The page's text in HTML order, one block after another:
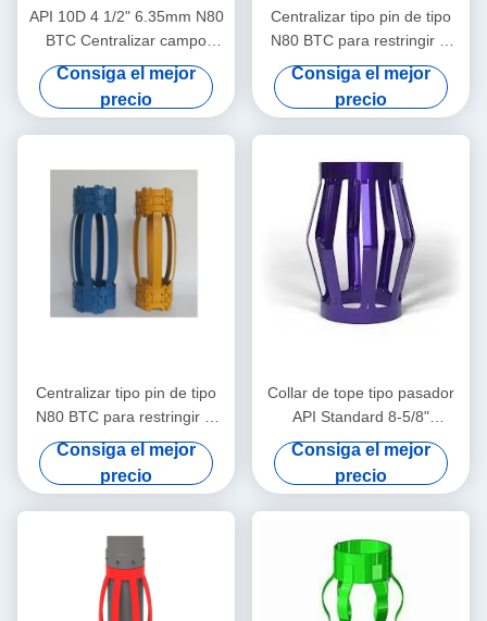
API 10D 4 1/2" 6.35mm N80
BTC Centralizar campo
petrolero en operaciones de
petróleo y gas
Consiga el mejor
precio
Centralizar tipo pin de tipo
N80 BTC para restringir el
desplazamiento del
centralizar de la carcasa en
operaciones de petróleo y
gas
Consiga el mejor
precio
Centralizar tipo pin de tipo
N80 BTC para restringir el
desplazamiento del
centralizar de la carcasa en
operaciones de petróleo y
gas
Consiga el mejor
precio
Collar de tope tipo pasador
API Standard 8-5/8"
10.16mm L80 Diseñado
para restringir el
desplazamiento de
centralizadores de tubería
en operaciones de petróleo
y gas
Consiga el mejor
precio